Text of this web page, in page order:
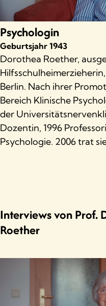
Psychologin
Geburtsjahr 1943
Dorothea Roether,
Berlin. Nach ihrer
Bereich Klinische
der
Dozentin, 1996
Psychologie. 2006 trat
Interviews von Prof.
Roether